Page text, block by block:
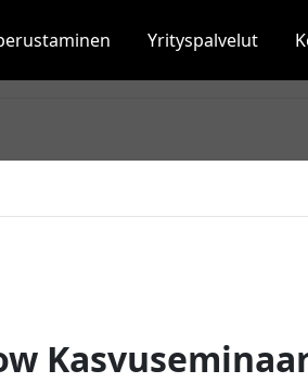
Yrityspalvelut